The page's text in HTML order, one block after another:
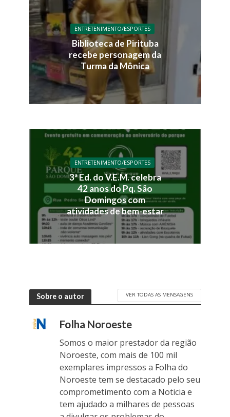
ENTRETENIMENTO/ESPORTES
Biblioteca de Pirituba
recebe personagem da
Turma da Mônica
ENTRETENIMENTO/ESPORTES
3ª Ed. do V.E.M. celebra
42 anos do Pq. São
Domingos com
atividades de bem-estar
Sobre o autor VER TODAS AS MENSAGENS
Folha Noroeste
Somos o maior prestador da região
Noroeste, com mais de 100 mil
exemplares impressos a Folha do
Noroeste tem se destacado pelo seu
comprometimento com a Noticia e
tem ajudado a milhares de pessoas